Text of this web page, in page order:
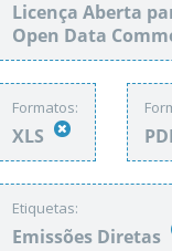
Licença Aberta
Open Data
Formatos:
XLS
Etiquetas:
Emissões Diretas